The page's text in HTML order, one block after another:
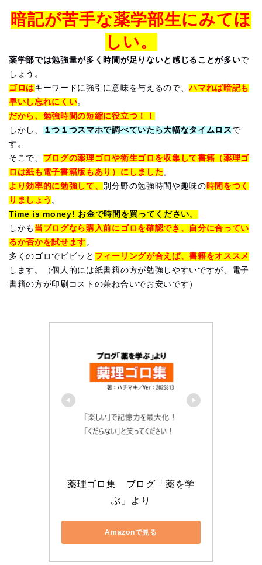
暗記が苦手な薬学部生にみてほ
しい。
薬学部では勉強量が多く時間が足りないと感じることが多いで
しょう。
ゴロはキーワードに強引に意味を与えるので、ハマれば暗記も
早いし忘れにくい。
だから、勉強時間の短縮に役立つ！！
しかし、
１つ１つスマホで調べていたら大幅なタイムロス で
す。
そこで、 ブログの薬理ゴロや衛生ゴロを収集して書籍（薬理ゴ
ロは紙も電子書籍版もあり）にしました。
より効率的に勉強して、 別分野の勉強時間や趣味の時間をつく
りましょう 。
Time is money! お金で時間を買ってください。
しかも 当ブログなら購入前にゴロを確認でき、自分に合ってい
るか否かを試せます。
多くのゴロでビビッと フィーリングが合えば、書籍をオススメ
します。（個人的には紙書籍の方が勉強しやすいですが、電子
書籍の方が印刷コストの兼ね合いでお安いです）
薬理ゴロ集　ブログ「薬を学
ぶ」より
Amazonで見る